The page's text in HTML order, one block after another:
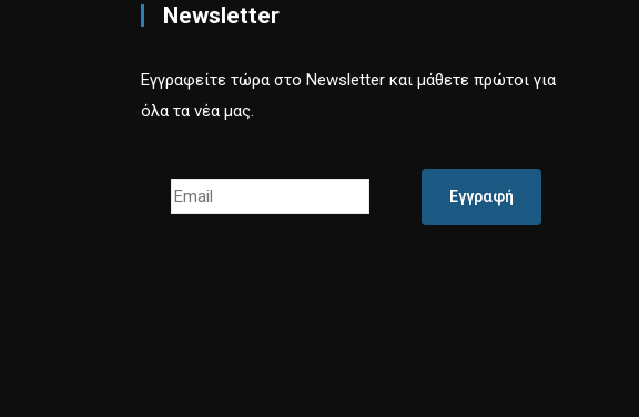
Newsletter
Εγγραφείτε τώρα στο Newsletter και μάθετε πρώτοι για
όλα τα νέα μας.
Εγγραφή